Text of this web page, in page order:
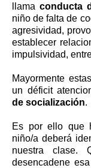
llamaconducta
niño de falta de
agresividad,
establecer
impulsividad,
Mayormente
un déficit
de socialización.
Es por ello que
niño/a deberá
nuestra clase.
desencadene